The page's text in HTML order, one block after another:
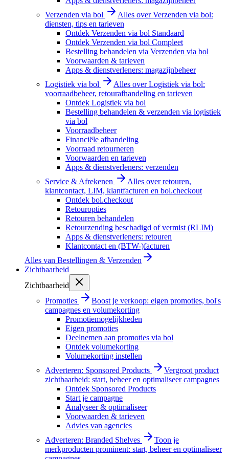
Verzenden via bol
Alles over Verzenden via bol:
diensten, tips en tarieven
Ontdek Verzenden via bol Standaard
Ontdek Verzenden via bol Compleet
Bestelling behandelen via Verzenden via bol
Voorwaarden & tarieven
Apps & dienstverleners: magazijnbeheer
Logistiek via bol
Alles over Logistiek via bol:
voorraadbeheer, retourafhandeling en tarieven
Ontdek Logistiek via bol
Bestelling behandelen & verzenden via logistiek
via bol
Voorraadbeheer
Financiële afhandeling
Voorraad retourneren
Voorwaarden en tarieven
Apps & dienstverleners: verzenden
Service & Afrekenen
Alles over retouren,
klantcontact, LIM, klantfacturen en bol.checkout
Ontdek bol.checkout
Retouropties
Retouren behandelen
Retourzending beschadigd of vermist (RLIM)
Apps & dienstverleners: retouren
Klantcontact en (BTW-)facturen
Alles van Bestellingen & Verzenden
Zichtbaarheid
Zichtbaarheid
Promoties
Boost je verkoop: eigen promoties, bol's
campagnes en volumekorting
Promotiemogelijkheden
Eigen promoties
Deelnemen aan promoties via bol
Ontdek volumekorting
Volumekorting instellen
Adverteren: Sponsored Products
Vergroot product
zichtbaarheid: start, beheer en optimaliseer campagnes
Ontdek Sponsored Products
Start je campagne
Analyseer & optimaliseer
Voorwaarden & tarieven
Advies van agencies
Adverteren: Branded Shelves
Toon je
merkproducten prominent: start, beheer en optimaliseer